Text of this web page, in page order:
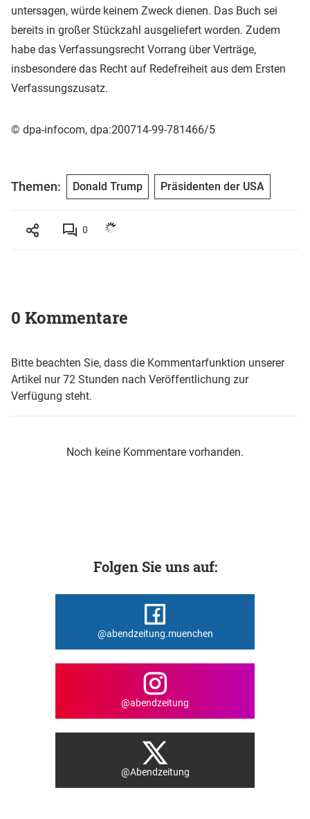
untersagen, würde keinem Zweck dienen. Das Buch sei
bereits in großer Stückzahl ausgeliefert worden. Zudem
habe das Verfassungsrecht Vorrang über Verträge,
insbesondere das Recht auf Redefreiheit aus dem Ersten
Verfassungszusatz.
© dpa-infocom, dpa:200714-99-781466/5
Themen: Donald Trump Präsidenten der USA
0
0 Kommentare
Bitte beachten Sie, dass die Kommentarfunktion unserer
Artikel nur 72 Stunden nach Veröffentlichung zur
Verfügung steht.
Noch keine Kommentare vorhanden.
Folgen Sie uns auf:
@abendzeitung.muenchen
@abendzeitung
@Abendzeitung